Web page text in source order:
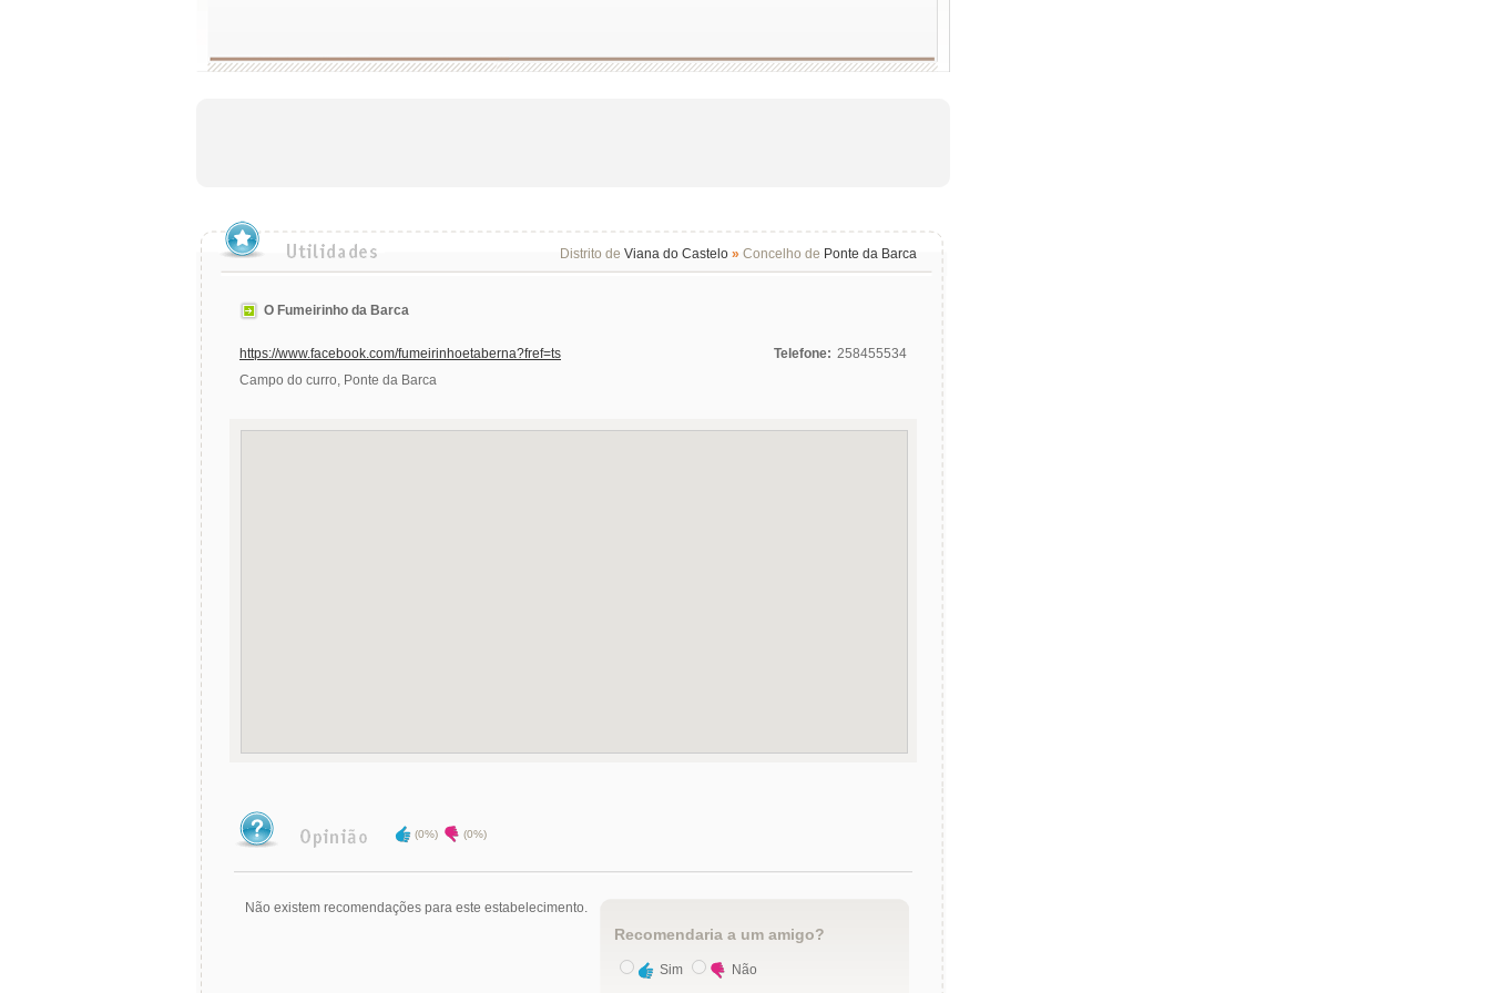
Distrito de Viana do Castelo » Concelho de Ponte da Barca
O Fumeirinho da Barca
https://www.facebook.com/fumeirinhoetaberna?fref=ts
Campo do curro, Ponte da Barca
Telefone: 258455534
(0%) (0%)
Não existem recomendações para este estabelecimento.
Recomendaria a um amigo?
Sim Não